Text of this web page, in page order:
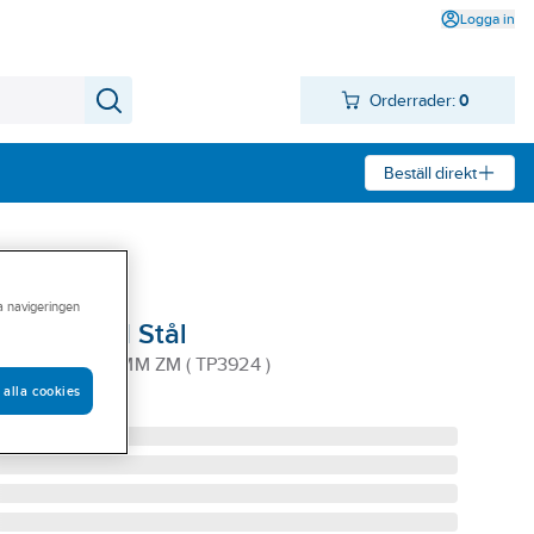
Logga in
Orderrader: 0
Beställ direkt
Weland Stål
390X240MM ZM ( TP3924 )
navigeringen
alla cookies